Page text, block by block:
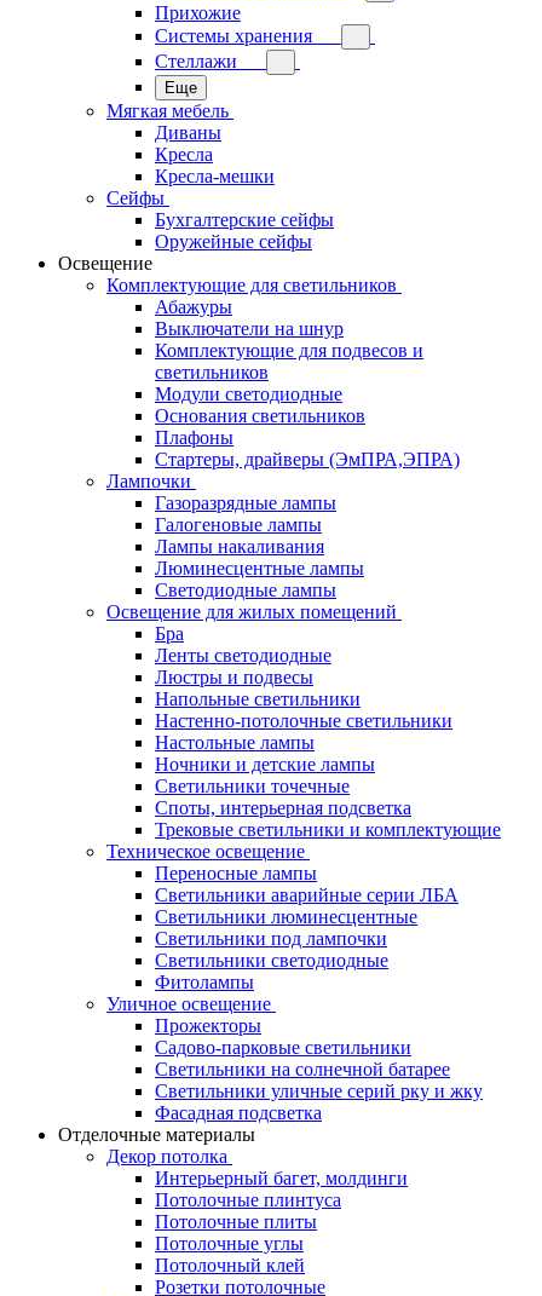
Прихожие
Системы хранения
Стеллажи
Еще
Мягкая мебель
Диваны
Кресла
Кресла-мешки
Сейфы
Бухгалтерские сейфы
Оружейные сейфы
Освещение
Комплектующие для светильников
Абажуры
Выключатели на шнур
Комплектующие для подвесов и
светильников
Модули светодиодные
Основания светильников
Плафоны
Стартеры, драйверы (ЭмПРА,ЭПРА)
Лампочки
Газоразрядные лампы
Галогеновые лампы
Лампы накаливания
Люминесцентные лампы
Светодиодные лампы
Освещение для жилых помещений
Бра
Ленты светодиодные
Люстры и подвесы
Напольные светильники
Настенно-потолочные светильники
Настольные лампы
Ночники и детские лампы
Светильники точечные
Споты, интерьерная подсветка
Трековые светильники и комплектующие
Техническое освещение
Переносные лампы
Светильники аварийные серии ЛБА
Светильники люминесцентные
Светильники под лампочки
Светильники светодиодные
Фитолампы
Уличное освещение
Прожекторы
Садово-парковые светильники
Светильники на солнечной батарее
Светильники уличные серий рку и жку
Фасадная подсветка
Отделочные материалы
Декор потолка
Интерьерный багет, молдинги
Потолочные плинтуса
Потолочные плиты
Потолочные углы
Потолочный клей
Розетки потолочные